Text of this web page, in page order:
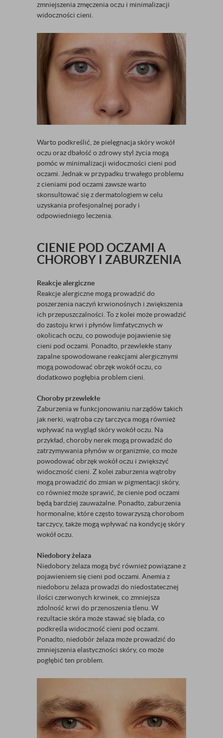
zmniejszenia zmęczenia oczu i minimalizacji
widoczności cieni.
Warto podkreślić, że pielęgnacja skóry wokół
oczu oraz dbałość o zdrowy styl życia mogą
pomóc w minimalizacji widoczności cieni pod
oczami. Jednak w przypadku trwałego problemu
z cieniami pod oczami zawsze warto
skonsultować się z dermatologiem w celu
uzyskania profesjonalnej porady i
odpowiedniego leczenia.
CIENIE POD OCZAMI A
CHOROBY I ZABURZENIA
Reakcje alergiczne
Reakcje alergiczne mogą prowadzić do
poszerzenia naczyń krwionośnych i zwiększenia
ich przepuszczalności. To z kolei może prowadzić
do zastoju krwi i płynów limfatycznych w
okolicach oczu, co powoduje pojawienie się
cieni pod oczami. Ponadto, przewlekłe stany
zapalne spowodowane reakcjami alergicznymi
mogą powodować obrzęk wokół oczu, co
dodatkowo pogłębia problem cieni.
Choroby przewlekłe
Zaburzenia w funkcjonowaniu narządów takich
jak nerki, wątroba czy tarczyca mogą również
wpływać na wygląd skóry wokół oczu. Na
przykład, choroby nerek mogą prowadzić do
zatrzymywania płynów w organizmie, co może
powodować obrzęk wokół oczu i zwiększyć
widoczność cieni. Z kolei zaburzenia wątroby
mogą prowadzić do zmian w pigmentacji skóry,
co również może sprawić, że cienie pod oczami
będą bardziej zauważalne. Ponadto, zaburzenia
hormonalne, które często towarzyszą chorobom
tarczycy, także mogą wpływać na kondycję skóry
wokół oczu.
Niedobory żelaza
Niedobory żelaza mogą być również powiązane z
pojawieniem się cieni pod oczami. Anemia z
niedoboru żelaza prowadzi do niedostatecznej
ilości czerwonych krwinek, co zmniejsza
zdolność krwi do przenoszenia tlenu. W
rezultacie skóra może stawać się blada, co
podkreśla widoczność cieni pod oczami.
Ponadto, niedobór żelaza może prowadzić do
zmniejszenia elastyczności skóry, co może
pogłębić ten problem.